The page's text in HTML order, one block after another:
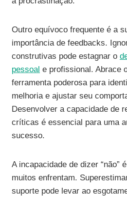
Outro equívoco frequente é a
importância de feedbacks.
construtivas pode estagnar o
pessoal e profissional. Abrace
ferramenta poderosa para
melhoria e ajustar seu
Desenvolver a capacidade de
críticas é essencial para uma
sucesso.
A incapacidade de dizer “não”
muitos enfrentam.
suporte pode levar ao